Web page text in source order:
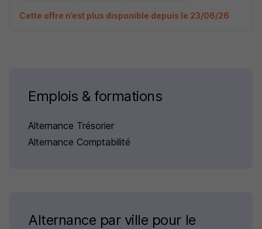
Cette offre n’est plus disponible depuis le 23/06/26
Emplois & formations
Alternance Trésorier
Alternance Comptabilité
Alternance par ville pour le